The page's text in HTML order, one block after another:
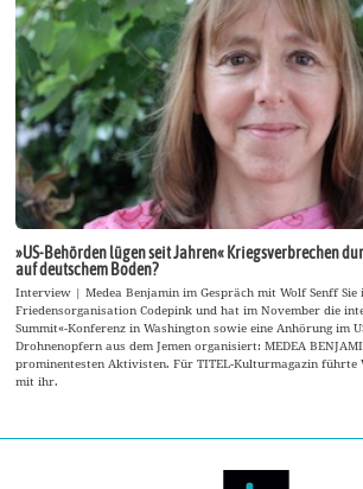
»US-Behörden lügen seit Jahren« Kriegsverbrechen
auf deutschem Boden?
Interview | Medea Benjamin im Gespräch mit Wolf Senff
Friedensorganisation Codepink und hat im November die
Summit«-Konferenz in Washington sowie eine Anhörung im
Drohnenopfern aus dem Jemen organisiert: MEDEA
prominentesten Aktivisten. Für TITEL-Kulturmagazin führte
mit ihr.